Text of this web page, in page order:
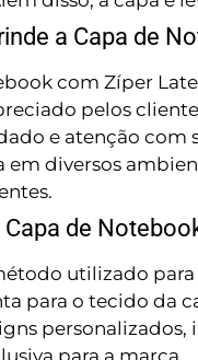
a Capa de
com Zíper
pelos
e atenção com
em diversos
de
utilizado para
para o tecido da
para a marca.